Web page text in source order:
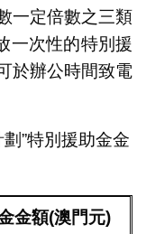
一定倍數之三類
一次性的特別援
於辦公時間致電
”特別援助金金
金額(澳門元)